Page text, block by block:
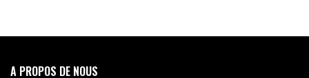
A PROPOS DE NOUS